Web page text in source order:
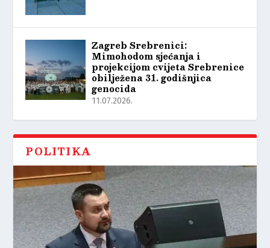
Zagreb Srebrenici:
Mimohodom sjećanja i
projekcijom cvijeta Srebrenice
obilježena 31. godišnjica
genocida
11.07.2026.
POLITIKA